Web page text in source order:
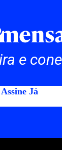
e
Assine Já